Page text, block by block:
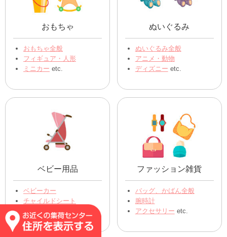
おもちゃ
おもちゃ全般
フィギュア・人形
ミニカー etc.
ぬいぐるみ
ぬいぐるみ全般
アニメ・動物
ディズニー etc.
ベビー用品
ベビーカー
チャイルドシート
その他ベビー用品 etc.
ファッション雑貨
バッグ、かばん全般
腕時計
アクセサリー etc.